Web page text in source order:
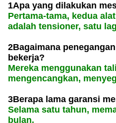
1Apa yang dilakukan
Pertama-tama, kedua
adalah tensioner, satu
2Bagaimana
bekerja?
Mereka menggunakan
mengencangkan,
3Berapa lama garansi
Selama satu tahun,
bulan.